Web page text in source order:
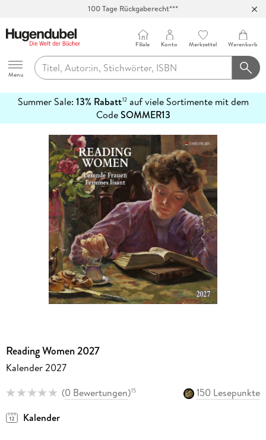
100 Tage Rückgaberecht***
Hugendubel
Menu
Filiale Konto Merkzettel Warenkorb
Summer Sale: 13% Rabatt12auf viele Sortimente mit dem
CodeSOMMER13
erfahren
Reading Women 2027
Kalender 2027
(0 Bewertungen)15
150 Lesepunkte
Kalender